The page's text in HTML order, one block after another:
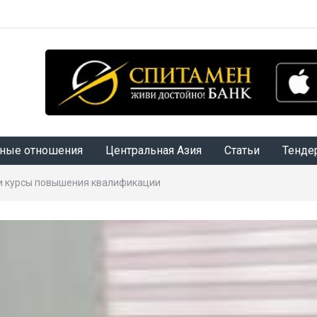
отношения Центральная Азия Статьи
курсы повышения квалификации